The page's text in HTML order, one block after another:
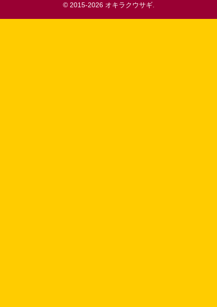
© 2015-2026 オキラクウサギ.